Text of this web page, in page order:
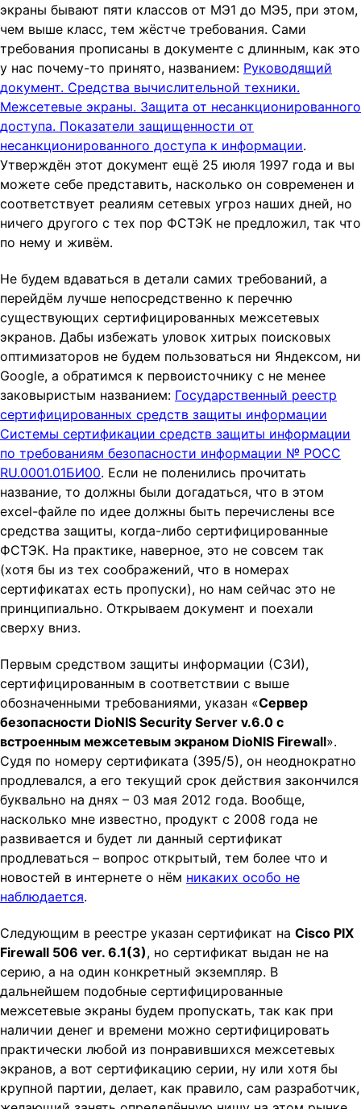
экраны бывают пяти классов от МЭ1 до МЭ5, при этом,
чем выше класс, тем жёстче требования. Сами
требования прописаны в документе с длинным, как это
у нас почему-то принято, названием: Руководящий
документ. Средства вычислительной техники.
Межсетевые экраны. Защита от несанкционированного
доступа. Показатели защищенности от
несанкционированного доступа к информации.
Утверждён этот документ ещё 25 июля 1997 года и вы
можете себе представить, насколько он современен и
соответствует реалиям сетевых угроз наших дней, но
ничего другого с тех пор ФСТЭК не предложил, так что
по нему и живём.
Не будем вдаваться в детали самих требований, а
перейдём лучше непосредственно к перечню
существующих сертифицированных межсетевых
экранов. Дабы избежать уловок хитрых поисковых
оптимизаторов не будем пользоваться ни Яндексом, ни
Google, а обратимся к первоисточнику с не менее
заковыристым названием: Государственный реестр
сертифицированных средств защиты информации
Системы сертификации средств защиты информации
по требованиям безопасности информации № РОСС
RU.0001.01БИ00. Если не поленились прочитать
название, то должны были догадаться, что в этом
excel-файле по идее должны быть перечислены все
средства защиты, когда-либо сертифицированные
ФСТЭК. На практике, наверное, это не совсем так
(хотя бы из тех соображений, что в номерах
сертификатах есть пропуски), но нам сейчас это не
принципиально. Открываем документ и поехали
сверху вниз.
Первым средством защиты информации (СЗИ),
сертифицированным в соответствии с выше
обозначенными требованиями, указан «Сервер
безопасности DioNIS Security Server v.6.0 с
встроенным межсетевым экраном DioNIS Firewall».
Судя по номеру сертификата (395/5), он неоднократно
продлевался, а его текущий срок действия закончился
буквально на днях – 03 мая 2012 года. Вообще,
насколько мне известно, продукт с 2008 года не
развивается и будет ли данный сертификат
продлеваться – вопрос открытый, тем более что и
новостей в интернете о нём никаких особо не
наблюдается.
Следующим в реестре указан сертификат на Cisco PIX
Firewall 506 ver. 6.1(3), но сертификат выдан не на
серию, а на один конкретный экземпляр. В
дальнейшем подобные сертифицированные
межсетевые экраны будем пропускать, так как при
наличии денег и времени можно сертифицировать
практически любой из понравившихся межсетевых
экранов, а вот сертификацию серии, ну или хотя бы
крупной партии, делает, как правило, сам разработчик,